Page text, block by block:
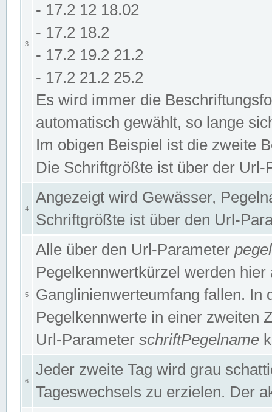
3
- 17.2 12 18.02
- 17.2 18.2
- 17.2 19.2 21.2
- 17.2 21.2 25.2
Es wird immer die
automatisch gewählt, so lange
Im obigen Beispiel ist die zweite
Die Schriftgrößte ist über der
4
Angezeigt wird Gewässer,
Schriftgrößte ist über den Url-
5
Alle über den Url-Parameter
Pegelkennwertkürzel werden
Ganglinienwerteumfang fallen. In
Pegelkennwerte in einer zweiten
Url-Parameter schriftPegelname
6
Jeder zweite Tag wird grau
Tageswechsels zu erzielen. Der